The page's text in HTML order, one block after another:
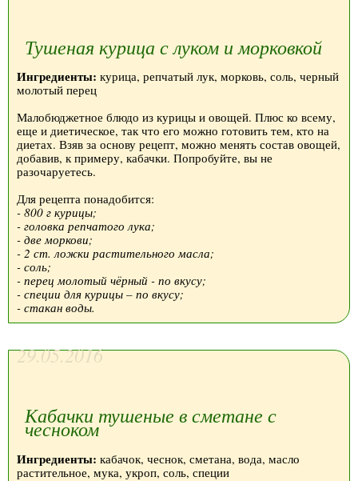
Тушеная курица с луком и морковкой
Ингредиенты: курица, репчатый лук, морковь, соль, черный
молотый перец
Малобюджетное блюдо из курицы и овощей. Плюс ко всему,
еще и диетическое, так что его можно готовить тем, кто на
диетах. Взяв за основу рецепт, можно менять состав овощей,
добавив, к примеру, кабачки. Попробуйте, вы не
разочаруетесь.
Для рецепта понадобится:
- 800 г курицы;
- головка репчатого лука;
- две моркови;
- 2 ст. ложки растительного масла;
- соль;
- перец молотый чёрный - по вкусу;
- специи для курицы – по вкусу;
- стакан воды.
29.05.2016
Кабачки тушеные в сметане с
чесноком
Ингредиенты: кабачок, чеснок, сметана, вода, масло
растительное, мука, укроп, соль, специи